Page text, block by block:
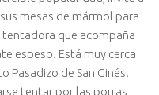
mesas de mármol para
que acompaña
espeso. Está muy cerca
Pasadizo de San Ginés.
tentar por las porras,